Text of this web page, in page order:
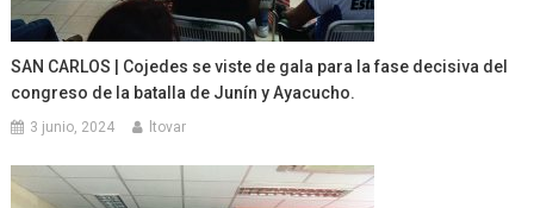
SAN CARLOS | Cojedes se viste de gala para la fase decisiva del
congreso de la batalla de Junín y Ayacucho.
3 junio, 2024 ltovar